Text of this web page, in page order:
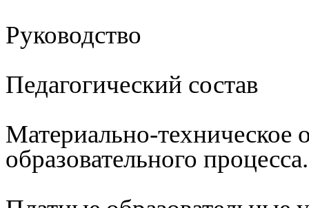
Руководство
Педагогический состав
Материально-техническое
образовательного